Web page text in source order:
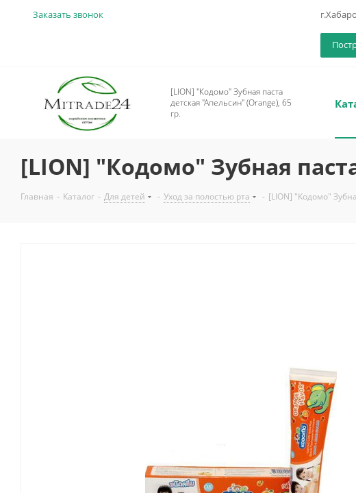
Заказать звонок
[LION] "Кодомо" Зубная паста
детская "Апельсин" (Orange), 65
гр.
[LION] "Кодомо" Зубная
Главная - Каталог - Для детей - Уход за полостью рта - [LION] "Кодомо"